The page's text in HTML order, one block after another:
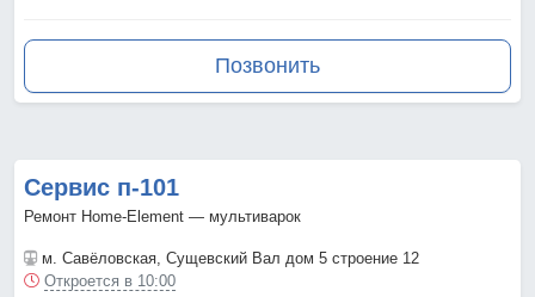
Позвонить
Сервис п-101
Ремонт Home-Element — мультиварок
м. Савёловская, Сущевский Вал дом 5 строение 12
Откроется в 10:00